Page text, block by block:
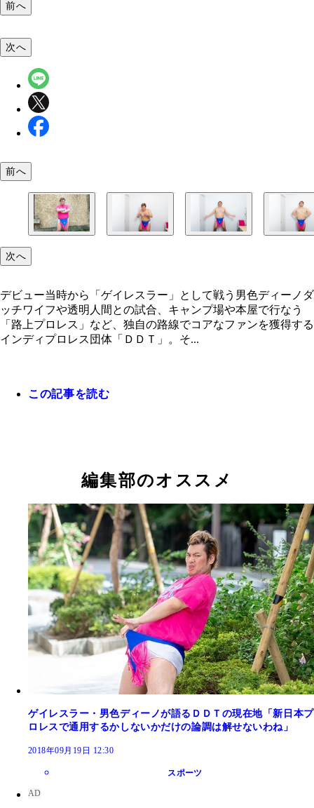
前へ
次へ
前へ
次へ
デビュー当時から「ゲイレスラー」として戦う男色ディーノダ
ッチワイフや透明人間との試合、キャンプ場や本屋で行なう
「路上プロレス」など、独自の路線でコアなファンを獲得する
インディプロレス団体「ＤＤＴ」。そ...
この記事を読む
編集部のオススメ
ゲイレスラー・男色ディーノが語るＤＤＴの現在地「新日本プ
ロレスで通用するかしないかだけの論調は解せないわね」
2018年09月19日 12:30
スポーツ